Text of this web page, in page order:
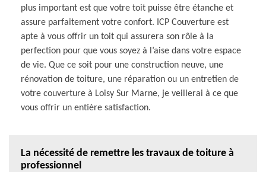
plus important est que votre toit puisse être étanche et
assure parfaitement votre confort. ICP Couverture est
apte à vous offrir un toit qui assurera son rôle à la
perfection pour que vous soyez à l’aise dans votre espace
de vie. Que ce soit pour une construction neuve, une
rénovation de toiture, une réparation ou un entretien de
votre couverture à Loisy Sur Marne, je veillerai à ce que
vous offrir un entière satisfaction.
La nécessité de remettre les travaux de toiture à
professionnel